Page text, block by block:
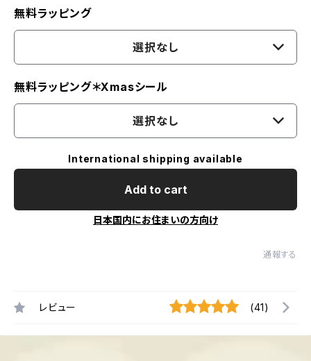
無料ラッピング
選択なし
無料ラッピング＊Xmasシール
選択なし
International shipping available
Add to cart
日本国内にお住まいの方向け
通報する
レビュー (41)